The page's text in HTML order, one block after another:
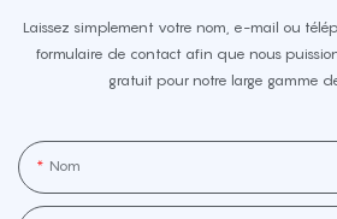
Laissez simplement votre nom, e-mail ou
formulaire de contact afin que nous
gratuit pour notre large gamme
Nom